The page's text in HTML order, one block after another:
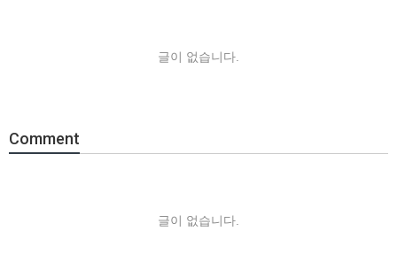
글이 없습니다.
Comment
글이 없습니다.